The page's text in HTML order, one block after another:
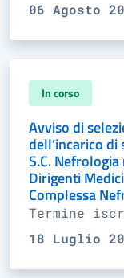
06 Agosto
In corso
Avviso di
dell’incarico
S.C.
Dirigenti
Complessa
Termine
18 Luglio